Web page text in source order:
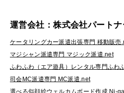
運営会社：株式会社パート
ケータリングカー派遣出張専門 移動販売
マジシャン派遣専門 マジック派遣.net
ふわふわ（エア遊具）レンタル専門ふわ
司会MC派遣専門 MC派遣.net
選べる似顔絵ウェルカムボード作成 Ni-ga